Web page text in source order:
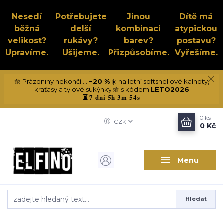
Nesedí
běžná
velikost?
Upravíme.
Potřebujete
delší
rukávy?
Ušijeme.
Jinou
kombinaci
barev?
Přizpůsobíme.
Dítě má
atypickou
postavu?
Vyřešíme.
🌼 Prázdniny nekončí ... −20 %☀️ na letní softshellové kalhoty,
kraťasy a tylové sukýnky 🌼 s kódem LETO2026
⏳7 dní 5h 3m 53s
Menu
CZK
Hledat
0 ks
0 Kč